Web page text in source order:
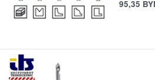
95,35